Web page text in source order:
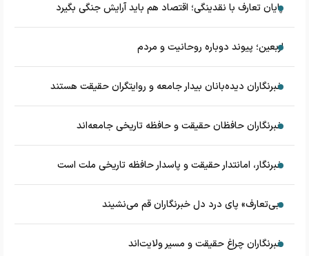
پایان تعارف با نقدینگی؛ اقتصاد هم باید آرایش جنگی بگیرد
اربعین؛ پیوند دوباره روحانیت و مردم
خبرنگاران دیده‌بانان بیدار جامعه و روایتگران حقیقت هستند
خبرنگاران حافظان حقیقت و حافظه تاریخی جامعه‌اند
خبرنگار، امانتدار حقیقت و پاسدار حافظه تاریخی ملت است
«بی‌تعارف» پای درد دل خبرنگاران قم می‌نشیند
خبرنگاران چراغ حقیقت و مسیر ولایت‌اند